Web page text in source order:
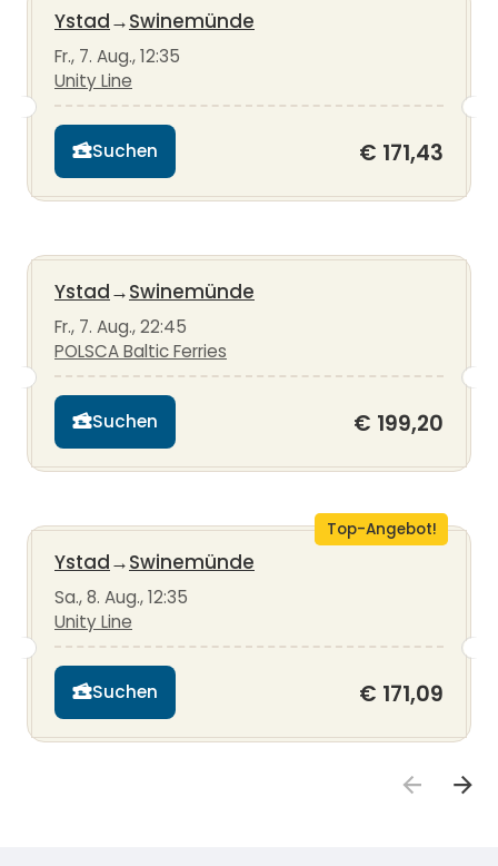
Ystad→Swinemünde
Fr., 7. Aug., 12:35
Unity Line
Suchen € 171,43
Ystad→Swinemünde
Fr., 7. Aug., 22:45
POLSCA Baltic Ferries
Suchen € 199,20
Top-Angebot!
Ystad→Swinemünde
Sa., 8. Aug., 12:35
Unity Line
Suchen € 171,09